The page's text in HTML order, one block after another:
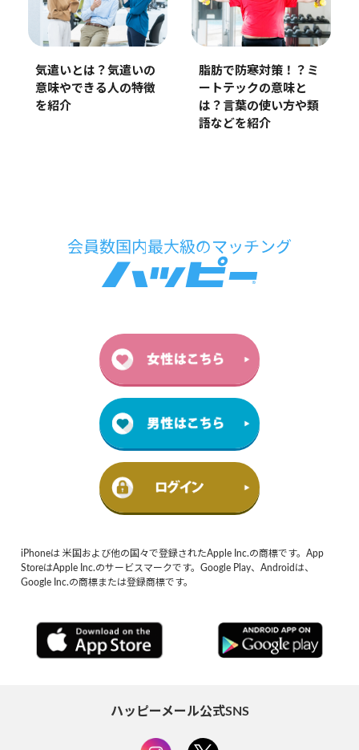
気遣いとは？気遣いの
意味やできる人の特徴
を紹介
脂肪で防寒対策！？ミ
ートテックの意味と
は？言葉の使い方や類
語などを紹介
iPhoneは 米国および他の国々で登録されたApple Inc.の商標です。App
StoreはApple Inc.のサービスマークです。Google Play、Androidは、
Google Inc.の商標または登録商標です。
ハッピーメール公式SNS